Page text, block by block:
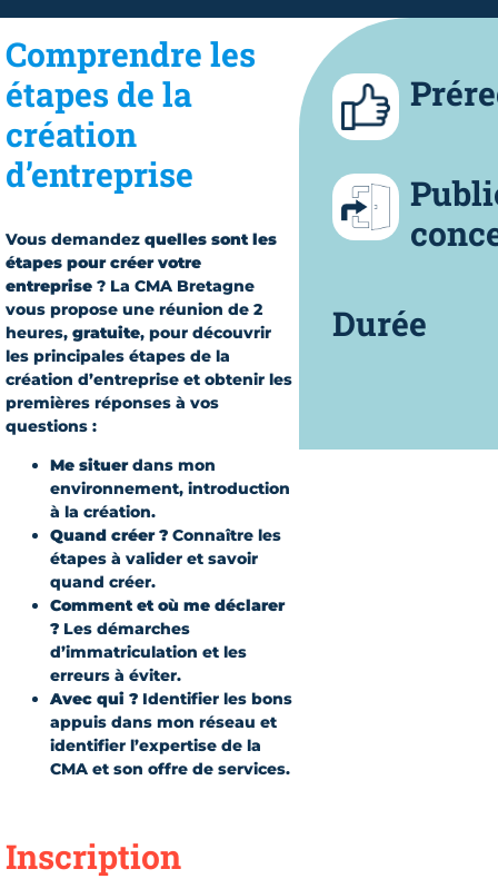
Comprendre les
étapes de la
création
d’entreprise
Vous demandez quelles sont les
étapes pour créer votre
entreprise ? La CMA Bretagne
vous propose une réunion de 2
heures, gratuite, pour découvrir
les principales étapes de la
création d’entreprise et obtenir les
premières réponses à vos
questions :
Me situerdans mon
environnement, introduction
à la création.
Quand créer ? Connaître les
étapes à valider et savoir
quand créer.
Comment et où me déclarer
? Les démarches
d’immatriculation et les
erreurs à éviter.
Avec qui ? Identifier les bons
appuis dans mon réseau et
identifier l’expertise de la
CMA et son offre de services.
Inscription
Durée